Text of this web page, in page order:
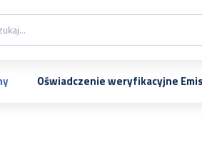
Oświadczenie weryfikacyjne